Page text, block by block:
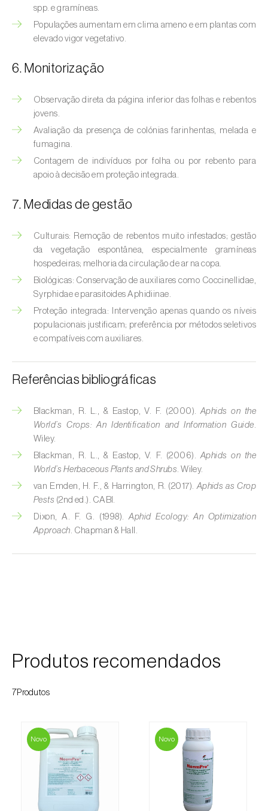
Bichado-da-castanha-intermédio (
fagiglandana)
Borboleta-branca-grande-da-couve (
Borboleta-branca-pequena-da-couve
(
Pieris rapae
Broca-africana-do-caule-do-milho
Busseola fusca)
Broca-do-chá (Euwallacea fornicatus, E.
fornicatior, E. perbrevis e E. kuroshio
Broca-do-colmo-da-cana-de-açúcar
Diatraea saccharalis)
Broca-do-milho (Sesamia nonagrioides)
Broca-dos-ramos-do-pessegueiro (Anarsia
lineatella)
Broca-pequena-do-tomateiro
Broca-vermelha ( Cossus cossus)
Burgo-da-azinheira (Tortrix viridana )
Cigarrinha-espumadora (Philaenus
spumarius )
Cigarrinhas ( Jacobiasca lybica, Scaphoideus
titanus e Empoasca spp.
(
Pseudococcus longispinus
comstocki
Cochonilha-de-São-José (
Quadraspidiotus
(= Diaspidiotus) perniciosus
Cochonilha-dos-citrinos ( Planococcus citri
spp. e gramíneas.
Populações aumentam em clima ameno e em plantas com
elevado vigor vegetativo.
6. Monitorização
Observação direta da página inferior das folhas e rebentos
jovens.
Avaliação da presença de colónias farinhentas, melada e
fumagina.
Contagem de indivíduos por folha ou por rebento para
apoio à decisão em proteção integrada.
7. Medidas de gestão
Culturais: Remoção de rebentos muito infestados; gestão
da vegetação espontânea, especialmente gramíneas
hospedeiras; melhoria da circulação de ar na copa.
Biológicas: Conservação de auxiliares como Coccinellidae,
Syrphidae e parasitoides Aphidiinae.
Proteção integrada: Intervenção apenas quando os níveis
populacionais justificam; preferência por métodos seletivos
e compatíveis com auxiliares.
Referências bibliográficas
Blackman, R. L., & Eastop, V. F. (2000). Aphids on the
World’s Crops: An Identification and Information Guide
Wiley.
Blackman, R. L., & Eastop, V. F. (2006). Aphids on the
World’s Herbaceous Plants and Shrubs . Wiley.
van Emden, H. F., & Harrington, R. (2017). Aphids as Crop
Pests (2nd ed.). CABI.
Dixon, A. F. G. (1998).Aphid Ecology: An Optimization
Approach . Chapman & Hall.
Produtos recomendados
7Produtos
Novo Novo